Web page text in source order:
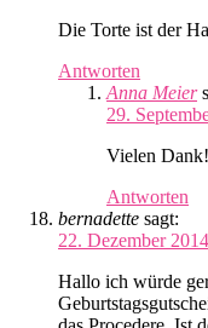
Die Torte ist der
Antworten
Anna Meier
29.
Vielen Dank!
Antworten
bernadette sagt:
22. Dezember
Hallo ich würde